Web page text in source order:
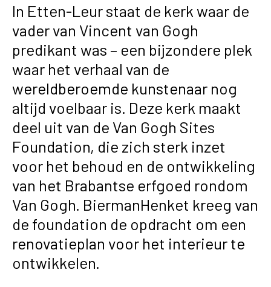
In Etten-Leur staat de kerk waar de
vader van Vincent van Gogh
predikant was – een bijzondere plek
waar het verhaal van de
wereldberoemde kunstenaar nog
altijd voelbaar is. Deze kerk maakt
deel uit van de Van Gogh Sites
Foundation, die zich sterk inzet
voor het behoud en de ontwikkeling
van het Brabantse erfgoed rondom
Van Gogh. BiermanHenket kreeg van
de foundation de opdracht om een
renovatieplan voor het interieur te
ontwikkelen.